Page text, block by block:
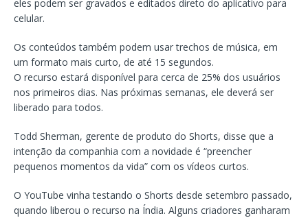
eles podem ser gravados e editados direto do aplicativo para
celular.
Os conteúdos também podem usar trechos de música, em
um formato mais curto, de até 15 segundos.
O recurso estará disponível para cerca de 25% dos usuários
nos primeiros dias. Nas próximas semanas, ele deverá ser
liberado para todos.
Todd Sherman, gerente de produto do Shorts, disse que a
intenção da companhia com a novidade é “preencher
pequenos momentos da vida” com os vídeos curtos.
O YouTube vinha testando o Shorts desde setembro passado,
quando liberou o recurso na Índia. Alguns criadores ganharam